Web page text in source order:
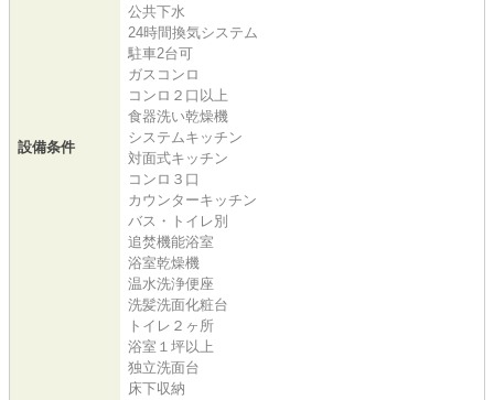
設備条件
公共下水
24時間換気システム
駐車2台可
ガスコンロ
コンロ２口以上
食器洗い乾燥機
システムキッチン
対面式キッチン
コンロ３口
カウンターキッチン
バス・トイレ別
追焚機能浴室
浴室乾燥機
温水洗浄便座
洗髪洗面化粧台
トイレ２ヶ所
浴室１坪以上
独立洗面台
床下収納